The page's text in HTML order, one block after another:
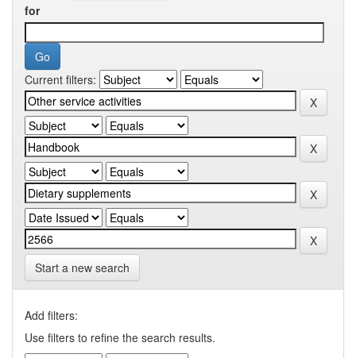
for
Current filters:
Start a new search
Add filters:
Use filters to refine the search results.